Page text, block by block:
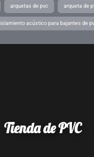
arquetas de pvc arqueta de
acústico para bajantes de
Tienda de PVC